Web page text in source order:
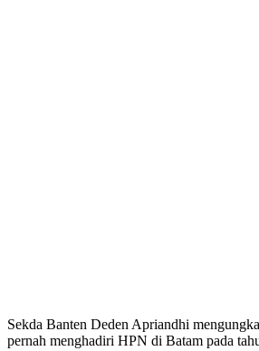
Sekda Banten Deden Apriandhi
pernah menghadiri HPN di Batam pada